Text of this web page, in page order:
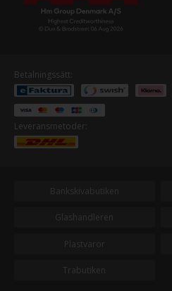
Betalningssätt:
Leveransmetoder:
Bankskivabutiken
Glashandleren
Plastvaror
Trabutiken